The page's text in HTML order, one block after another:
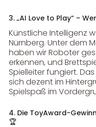
3. „AI Love to Play“ –
Künstliche Intelligenz
Nürnberg. Unter dem
haben wir Roboter
erkennen, und
Spielleiter fungiert.
sich dezent im
Spielspaß im
4. Die ToyAward-
🏆